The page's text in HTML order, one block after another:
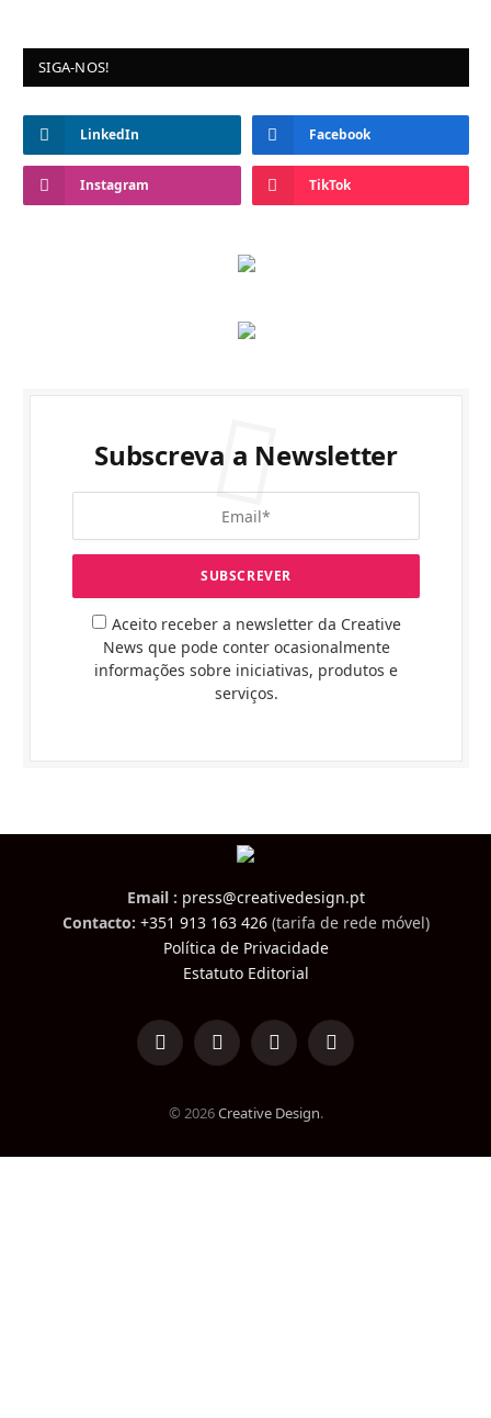
SIGA-NOS!
LinkedIn Facebook
Instagram TikTok
Subscreva a Newsletter
Aceito receber a newsletter da Creative
News que pode conter ocasionalmente
informações sobre iniciativas, produtos e
serviços.
Email : press@creativedesign.pt
Contacto: +351 913 163 426(tarifa de rede móvel)
Política de Privacidade
Estatuto Editorial
LinkedInFacebookInstagramTikTok
© 2026Creative Design.